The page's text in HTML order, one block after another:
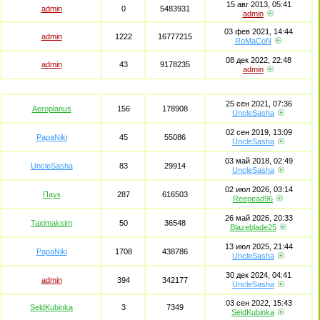
admin 0 5483931
15 авг 2013, 05:41
admin
admin 1222 16777215
03 фев 2021, 14:44
RoMaCoN
admin 43 9178235
08 дек 2022, 22:48
admin
Aeroplanus 156 178908
25 сен 2021, 07:36
UncleSasha
PapaNiki 45 55086
02 сен 2019, 13:09
UncleSasha
UncleSasha 83 29914
03 май 2018, 02:49
UncleSasha
Паук 287 616503
02 июл 2026, 03:14
Reepead96
Taximaksim 50 36548
26 май 2026, 20:33
Blazeblade25
PapaNiki 1708 438786
13 июл 2025, 21:44
UncleSasha
admin 394 342177
30 дек 2024, 04:41
UncleSasha
SeldKubinka 3 7349
03 сен 2022, 15:43
SeldKubinka